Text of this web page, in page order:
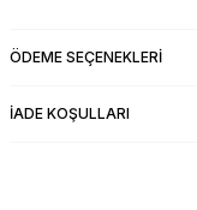
ÖDEME SEÇENEKLERI
İADE KOŞULLARI